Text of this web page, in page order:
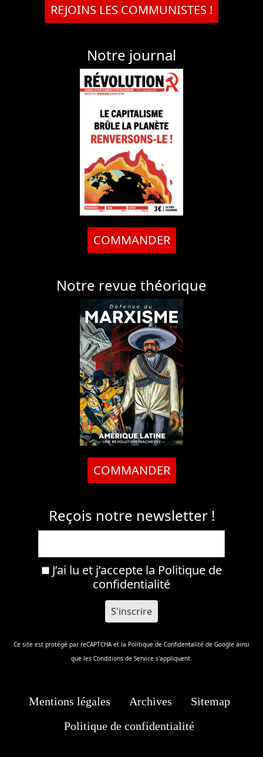
REJOINS LES COMMUNISTES !
Notre journal
COMMANDER
Notre revue théorique
COMMANDER
Reçois notre newsletter !
J’ai lu et j’accepte la Politique de
confidentialité
Ce site est protégé par reCAPTCHA et la Politique de Confidentalité de Google ainsi
que les Conditions de Service s'appliquent.
Mentions légales Archives
Sitemap
Politique de confidentialité